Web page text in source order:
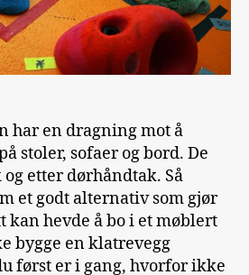
har en dragning mot å
stoler, sofaer og bord. De
etter dørhåndtak. Så
et godt alternativ som gjør
hevde å bo i et møblert
bygge en klatrevegg
først er i gang, hvorfor ikke